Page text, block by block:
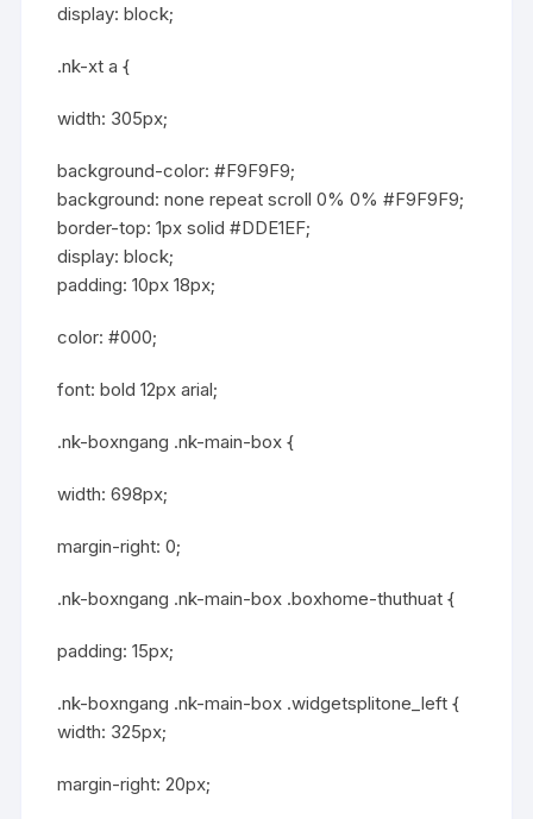
display: block;
.nk-xt a {
width: 305px;
background-color: #F9F9F9;
background: none repeat scroll 0% 0% #F9F9F9;
border-top: 1px solid #DDE1EF;
display: block;
padding: 10px 18px;
color: #000;
font: bold 12px arial;
.nk-boxngang .nk-main-box {
width: 698px;
margin-right: 0;
.nk-boxngang .nk-main-box .boxhome-thuthuat {
padding: 15px;
.nk-boxngang .nk-main-box .widgetsplitone_left {
width: 325px;
margin-right: 20px;